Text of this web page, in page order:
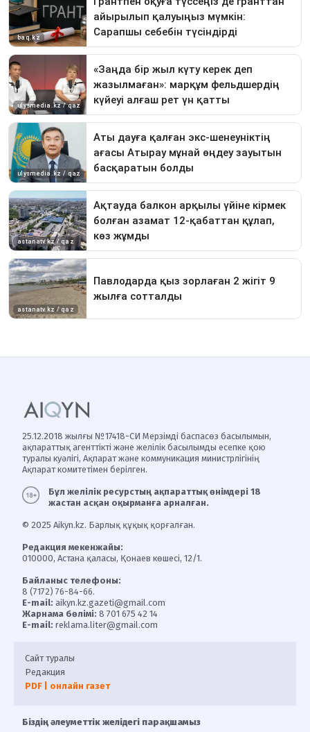
25.12.2018 жылғы №17418-СИ Мерзімді баспасөз басылымын,
ақпараттық агенттікті және желілік басылымды есепке қою
туралы куәлігі, Ақпарат және коммуникация министрлігінің
Ақпарат комитетімен берілген.
Бұл желілік ресурстың ақпараттық өнімдері 18
жастан асқан оқырманға арналған.
© 2025 Aikyn.kz. Барлық құқық қорғалған.
Редакция мекенжайы:
010000, Астана қаласы, Қонаев көшесі, 12/1.
Байланыс телефоны:
8 (7172) 76-84-66.
E-mail: aikyn.kz.gazeti@gmail.com
Жарнама бөлімі: 8 701 675 42 14
E-mail: reklama.liter@gmail.com
Сайт туралы
Редакция
PDF | онлайн газет
Біздің әлеуметтік желідегі парақшамыз